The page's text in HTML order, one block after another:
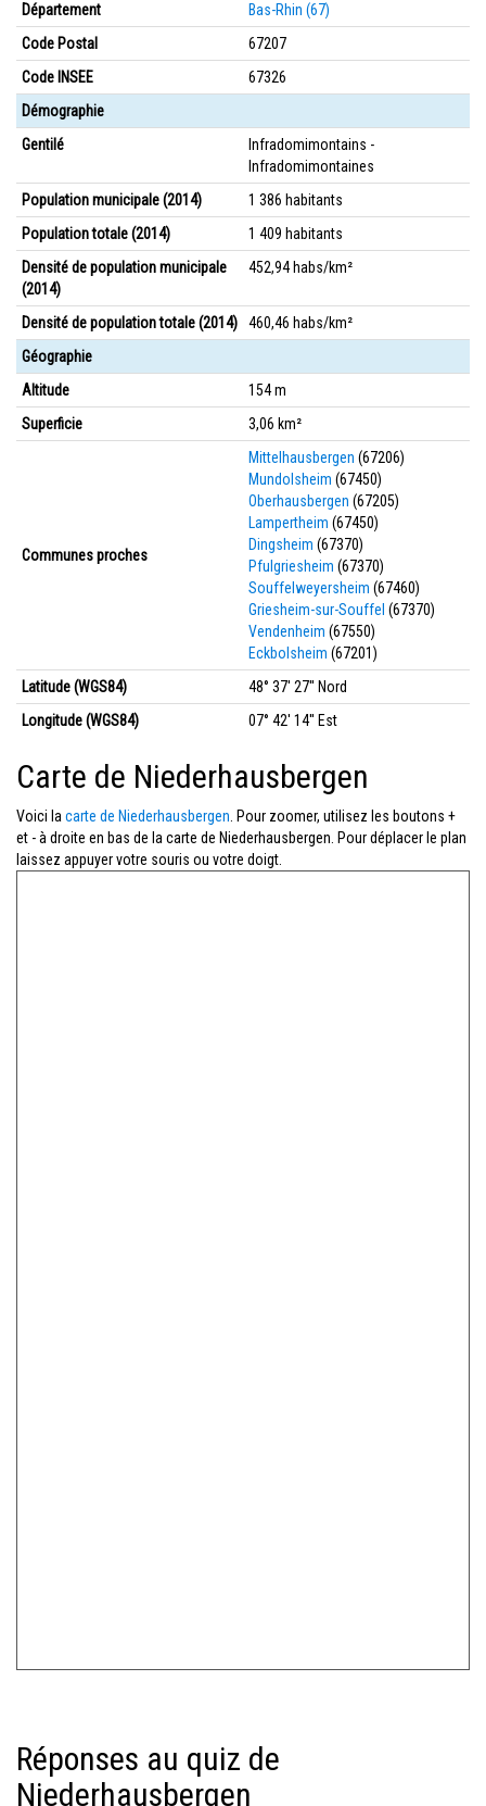
Département
Bas-Rhin (67)
Code Postal
67207
Code INSEE
67326
Démographie
Gentilé
Infradomimontains -
Infradomimontaines
Population municipale (2014)
1 386 habitants
Population totale (2014)
1 409 habitants
Densité de population municipale
(2014)
452,94 habs/km²
Densité de population totale (2014)
460,46 habs/km²
Géographie
Altitude
154 m
Superficie
3,06 km²
Communes proches
Mittelhausbergen (67206)
Mundolsheim (67450)
Oberhausbergen (67205)
Lampertheim (67450)
Dingsheim (67370)
Pfulgriesheim (67370)
Souffelweyersheim (67460)
Griesheim-sur-Souffel (67370)
Vendenheim (67550)
Eckbolsheim (67201)
Latitude (WGS84)
48° 37' 27'' Nord
Longitude (WGS84)
07° 42' 14'' Est
Carte de Niederhausbergen
Voici la carte de Niederhausbergen . Pour zoomer, utilisez les boutons +
et - à droite en bas de la carte de Niederhausbergen. Pour déplacer le plan
laissez appuyer votre souris ou votre doigt.
Réponses au quiz de
Niederhausbergen